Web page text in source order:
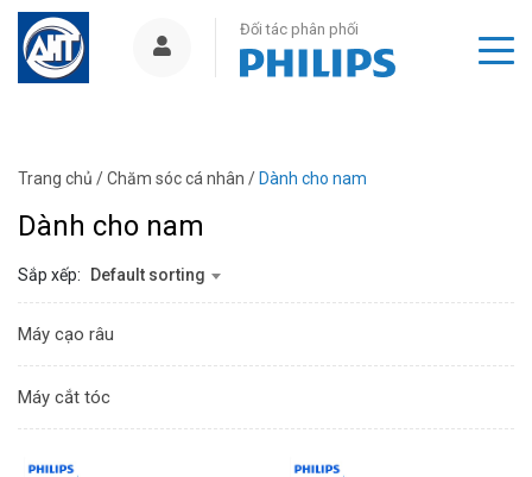
Đối tác phân phối
Trang chủ /Chăm sóc cá nhân / Dành cho nam
Dành cho nam
Sắp xếp: Default sorting
Máy cạo râu
Máy cắt tóc